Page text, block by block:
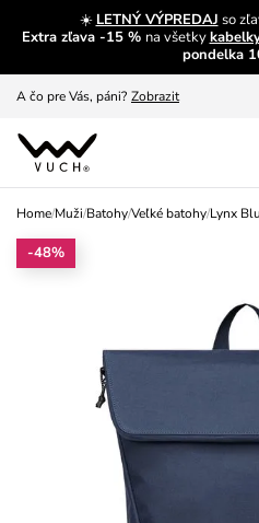
☀️ LETNÝ VÝPREDAJ so
Extra zľava -15 % na všetky
pondelka
Prečítať viac
A čo pre Vás, páni? Zobrazit
S čím chybu neurobíš?
Nech sa inšpirovať Zobraziť
Home/Muži/Batohy/Veľké batohy/Lynx
-48%